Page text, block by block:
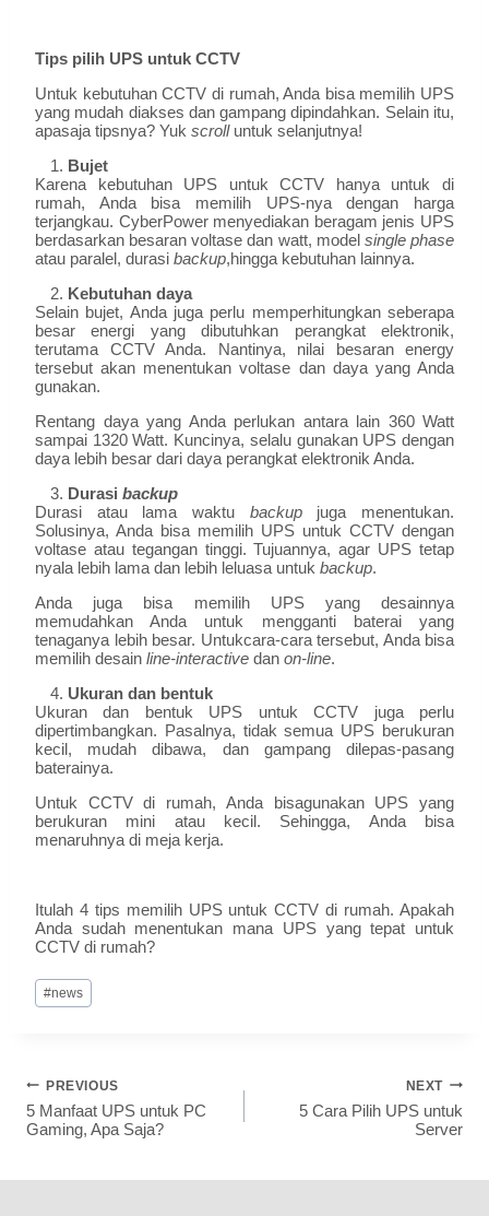
Tips pilih UPS untuk CCTV
Untuk kebutuhan CCTV di rumah, Anda bisa memilih UPS
yang mudah diakses dan gampang dipindahkan. Selain itu,
apasaja tipsnya? Yuk scroll untuk selanjutnya!
Bujet
Karena kebutuhan UPS untuk CCTV hanya untuk di
rumah, Anda bisa memilih UPS-nya dengan harga
terjangkau. CyberPower menyediakan beragam jenis UPS
berdasarkan besaran voltase dan watt, model single phase
atau paralel, durasi backup,hingga kebutuhan lainnya.
Kebutuhan daya
Selain bujet, Anda juga perlu memperhitungkan seberapa
besar energi yang dibutuhkan perangkat elektronik,
terutama CCTV Anda. Nantinya, nilai besaran energy
tersebut akan menentukan voltase dan daya yang Anda
gunakan.
Rentang daya yang Anda perlukan antara lain 360 Watt
sampai 1320 Watt. Kuncinya, selalu gunakan UPS dengan
daya lebih besar dari daya perangkat elektronik Anda.
Durasi backup
Durasi atau lama waktu backup juga menentukan.
Solusinya, Anda bisa memilih UPS untuk CCTV dengan
voltase atau tegangan tinggi. Tujuannya, agar UPS tetap
nyala lebih lama dan lebih leluasa untuk backup.
Anda juga bisa memilih UPS yang desainnya
memudahkan Anda untuk mengganti baterai yang
tenaganya lebih besar. Untukcara-cara tersebut, Anda bisa
memilih desain line-interactive dan on-line.
Ukuran dan bentuk
Ukuran dan bentuk UPS untuk CCTV juga perlu
dipertimbangkan. Pasalnya, tidak semua UPS berukuran
kecil, mudah dibawa, dan gampang dilepas-pasang
baterainya.
Untuk CCTV di rumah, Anda bisagunakan UPS yang
berukuran mini atau kecil. Sehingga, Anda bisa
menaruhnya di meja kerja.
Itulah 4 tips memilih UPS untuk CCTV di rumah. Apakah
Anda sudah menentukan mana UPS yang tepat untuk
CCTV di rumah?
#news
PREVIOUS
5 Manfaat UPS untuk PC
Gaming, Apa Saja?
NEXT
5 Cara Pilih UPS untuk
Server